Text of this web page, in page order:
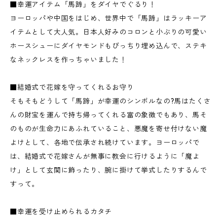
■幸運アイテム「馬蹄」をダイヤでぐるり！
ヨーロッパや中国をはじめ、世界中で「馬蹄」はラッキーア
イテムとして大人気。日本人好みのコロンと小ぶりの可愛い
ホースシューにダイヤモンドもびっちり埋め込んで、ステキ
なネックレスを作っちゃいました！
■結婚式で花嫁を守ってくれるお守り
そもそもどうして「馬蹄」が幸運のシンボルなの?馬はたくさ
んの財宝を運んで持ち帰ってくれる富の象徴でもあり、馬そ
のものが生命力にあふれていること、悪魔を寄せ付けない魔
よけとして、各地で伝承され続けています。ヨーロッパで
は、結婚式で花嫁さんが無事に教会に行けるように「魔よ
け」として玄関に飾ったり、腕に掛けて挙式したりするんで
すって。
■幸運を受け止められるカタチ